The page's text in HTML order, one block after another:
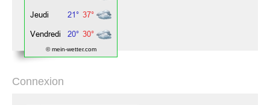
© mein-wetter.com
Connexion